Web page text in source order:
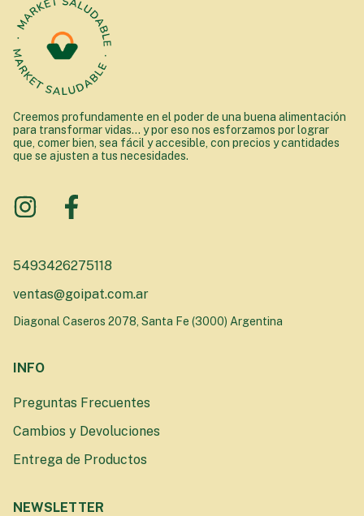
Creemos profundamente en el poder de una buena alimentación
para transformar vidas... y por eso nos esforzamos por lograr
que, comer bien, sea fácil y accesible, con precios y cantidades
que se ajusten a tus necesidades.
5493426275118
ventas@goipat.com.ar
Diagonal Caseros 2078, Santa Fe (3000) Argentina
INFO
Preguntas Frecuentes
Cambios y Devoluciones
Entrega de Productos
NEWSLETTER